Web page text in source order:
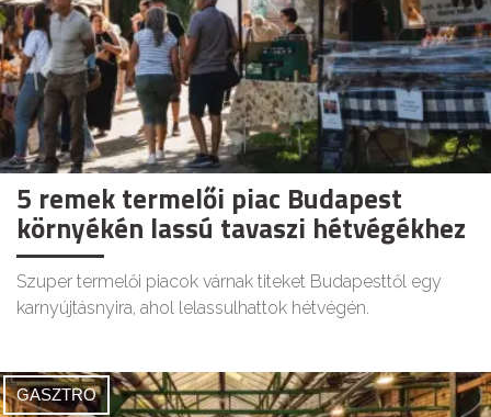
5 remek termelői piac Budapest
környékén lassú tavaszi hétvégékhez
Szuper termelői piacok várnak titeket Budapesttől egy
karnyújtásnyira, ahol lelassulhattok hétvégén.
GASZTRO